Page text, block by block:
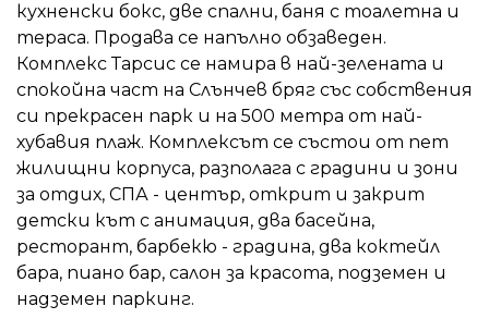
кухненски бокс, две спални, баня с тоалетна и
тераса. Продава се напълно обзаведен.
Комплекс Тарсис се намира в най-зелената и
спокойна част на Слънчев бряг със собствения
си прекрасен парк и на 500 метра от най-
хубавия плаж. Комплексът се състои от пет
жилищни корпуса, разполага с градини и зони
за отдих, СПА - център, открит и закрит
детски кът с анимация, два басейна,
ресторант, барбекю - градина, два коктейл
бара, пиано бар, салон за красота, подземен и
надземен паркинг.